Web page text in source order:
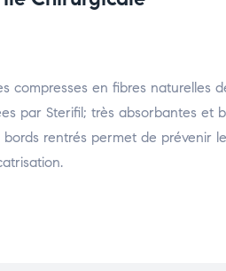
compresses en fibres naturelles
par Sterifil; très absorbantes et
rentrés permet de prévenir